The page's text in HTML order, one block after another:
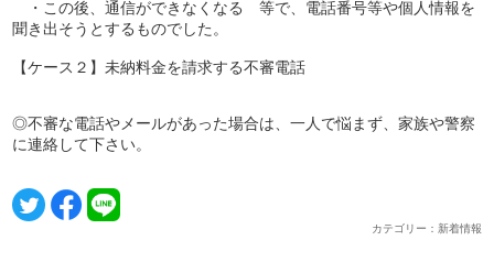
・この後、通信ができなくなる 等で、電話番号等や個人情報を
聞き出そうとするものでした。
【ケース２】未納料金を請求する不審電話
◎不審な電話やメールがあった場合は、一人で悩まず、家族や警察
に連絡して下さい。
カテゴリー：新着情報